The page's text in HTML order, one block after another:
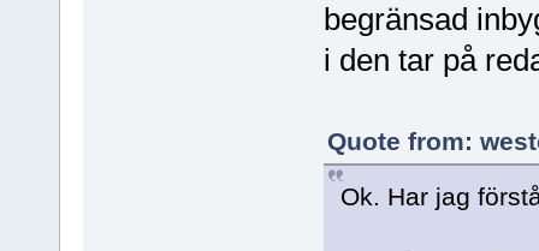
begränsad
i den tar på
Quote from:
Ok. Har jag